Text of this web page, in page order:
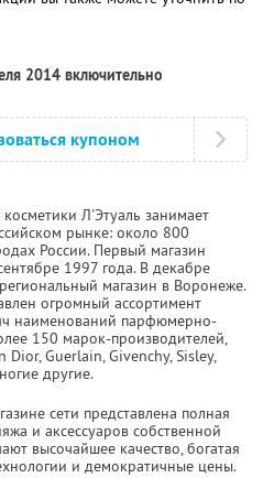
2014 включительно
купоном
Л'Этуаль занимает
рынке: около 800
России. Первый магазин
1997 года. В декабре
магазин в Воронеже.
огромный ассортимент
наименований парфюмерно-
150 марок-производителей,
Guerlain, Givenchy, Sisley,
другие.
сети представлена полная
и аксессуаров собственной
высочайшее качество, богатая
и демократичные цены.